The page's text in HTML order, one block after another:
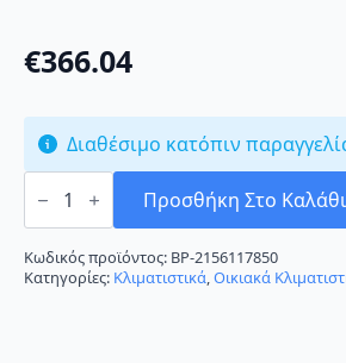
€366.04
Διαθέσιμο κατόπιν
Haier
Tide
AS25THMHRA
Κλιματιστικό
Inverter
9000
Προσθήκη Στο Καλάθι
Κωδικός προϊόντος: BP-2156117850
Κατηγορίες: Κλιματιστικά,Οικιακά